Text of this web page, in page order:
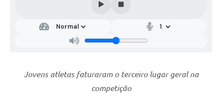
Jovens atletas faturaram o terceiro lugar geral na
competição